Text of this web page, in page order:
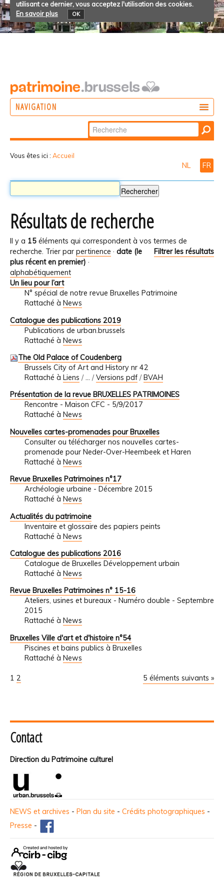
utilisant ce dernier, vous acceptez l'utilisation des cookies.
En savoir plus
OK
NAVIGATION
Chercher par
Recherche
Vous êtes ici : Accueil
NL FR
Résultats de recherche
Il y a 15 éléments qui correspondent à vos termes de
recherche.
Filtrer les résultats
Trier par pertinence · date (le
plus récent en premier) ·
alphabétiquement
Un lieu pour l’art
N° spécial de notre revue Bruxelles Patrimoine
Rattaché à News
Catalogue des publications 2019
Publications de urban.brussels
Rattaché à News
The Old Palace of Coudenberg
Brussels City of Art and History nr 42
Rattaché à Liens /… /Versions pdf /BVAH
Présentation de la revue BRUXELLES PATRIMOINES
Rencontre - Maison CFC - 5/9/2017
Rattaché à News
Nouvelles cartes-promenades pour Bruxelles
Consulter ou télécharger nos nouvelles cartes-
promenade pour Neder-Over-Heembeek et Haren
Rattaché à News
Revue Bruxelles Patrimoines n°17
Archéologie urbaine - Décembre 2015
Rattaché à News
Actualités du patrimoine
Inventaire et glossaire des papiers peints
Rattaché à News
Catalogue des publications 2016
Catalogue de Bruxelles Développement urbain
Rattaché à News
Revue Bruxelles Patrimoines n° 15-16
Ateliers, usines et bureaux - Numéro double - Septembre
2015
Rattaché à News
Bruxelles Ville d'art et d'histoire n°54
Piscines et bains publics à Bruxelles
Rattaché à News
5 éléments suivants »
1 2
Contact
Direction du Patrimoine culturel
NEWS et archives - Plan du site - Crédits photographiques -
Presse -